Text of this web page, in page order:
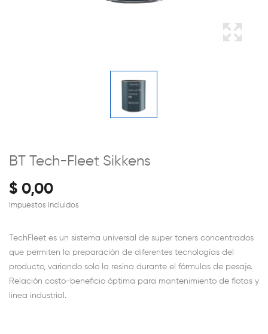
BT Tech-Fleet Sikkens
$ 0,00
Impuestos incluidos
TechFleet es un sistema universal de super toners concentrados
que permiten la preparación de diferentes tecnologías del
producto, variando solo la resina durante el fórmulas de pesaje.
Relación costo-beneficio óptima para mantenimiento de flotas y
linea industrial.